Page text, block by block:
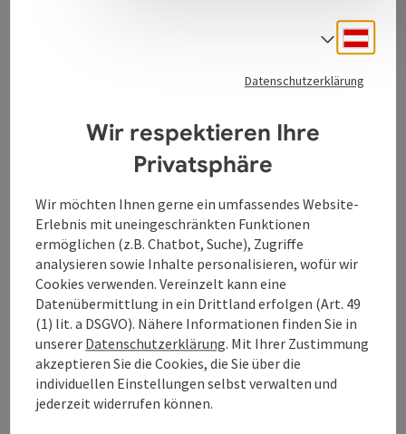
Kontakt
Öffnungszeiten
Anreise/Lage
Eignung
Barrierefreiheit
Datenschutzerklärung
Wir respektieren Ihre
Privatsphäre
Wir möchten Ihnen gerne ein umfassendes Website-
Erlebnis mit uneingeschränkten Funktionen
ermöglichen (z.B. Chatbot, Suche), Zugriffe
analysieren sowie Inhalte personalisieren, wofür wir
Cookies verwenden. Vereinzelt kann eine
Datenübermittlung in ein Drittland erfolgen (Art. 49
(1) lit. a DSGVO). Nähere Informationen finden Sie in
unserer Datenschutzerklärung. Mit Ihrer Zustimmung
akzeptieren Sie die Cookies, die Sie über die
individuellen Einstellungen selbst verwalten und
jederzeit widerrufen können.